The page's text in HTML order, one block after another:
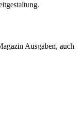
Ausgaben, auch